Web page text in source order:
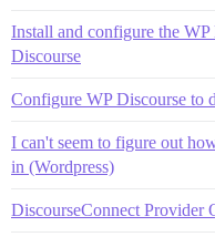
Install and configure the
Discourse
Configure WP Discourse to
I can't seem to figure out
in (Wordpress)
DiscourseConnect Provider